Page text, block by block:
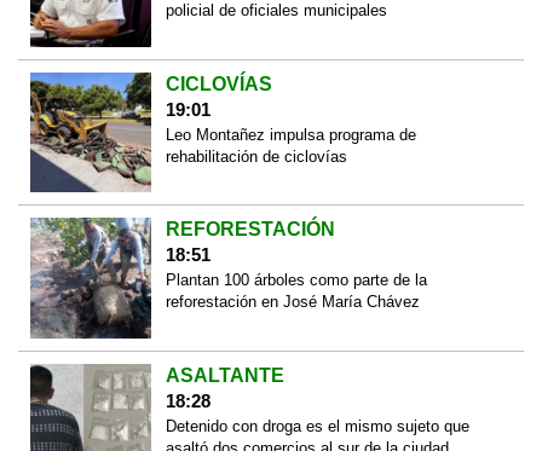
policial de oficiales municipales
CICLOVÍAS
19:01
Leo Montañez impulsa programa de
rehabilitación de ciclovías
REFORESTACIÓN
18:51
Plantan 100 árboles como parte de la
reforestación en José María Chávez
ASALTANTE
18:28
Detenido con droga es el mismo sujeto que